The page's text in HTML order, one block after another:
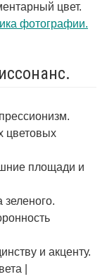
цвет.
фотографии.
цветовых
площади и
и акценту.
|